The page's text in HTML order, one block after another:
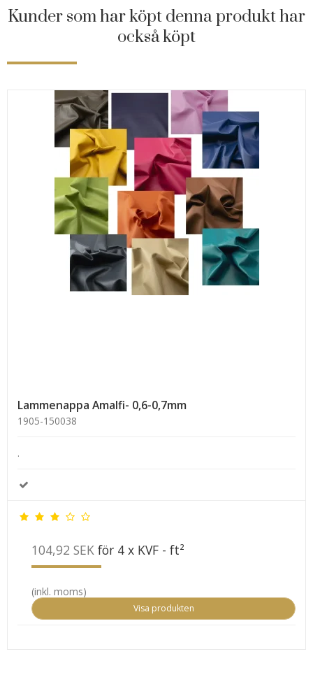
Kunder som har köpt denna produkt har
också köpt
Lammenappa Amalfi- 0,6-0,7mm
1905-150038
.
104,92 SEK för 4 x KVF - ft²
(inkl. moms)
Visa produkten